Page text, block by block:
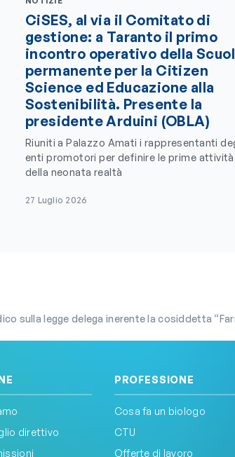
CiSES, al via il Comitato di
gestione: a Taranto il primo
incontro operativo della
permanente per la Citizen
Science ed Educazione alla
Sostenibilità. Presente la
presidente Arduini (OBLA)
Riuniti a Palazzo Amati i rappresentanti
enti promotori per definire le prime attività
della neonata realtà
27 Luglio 2026
legge delega inerente la cosiddetta “Farmacia dei servizi”:
direttivo
PROFESSIONE
Cosa fa un biologo
CTU
Offerte di lavoro